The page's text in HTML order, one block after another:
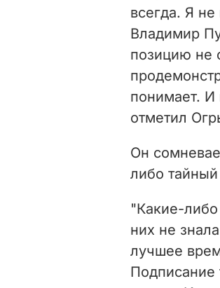
всегда. Я
Владимир
позицию не
понимает. И
отметил
Он
либо
"Какие-
них не
лучшее
Подписание